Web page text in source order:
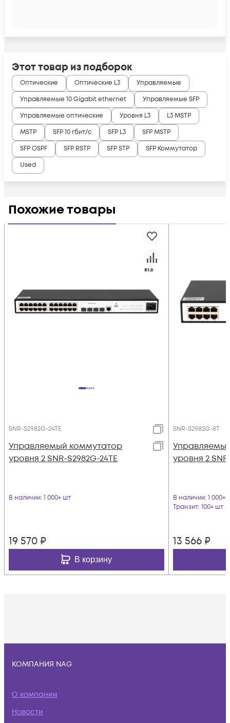
Этот товар из подборок
Оптические Оптические L3
Управляемые
Управляемые 10 Gigabit ethernet
Управляемые SFP
Управляемые оптические
Уровня L3
L3 MSTP
MSTP
SFP 10 гбит/с SFP L3
SFP MSTP
SFP OSPF
SFP RSTP SFP STP
SFP Коммутатор
Used
Похожие товары
SNR-S2982G-24TE
Управляемый коммутатор
уровня 2 SNR-S2982G-24TE
В наличии: 1 000+ шт
19 570 ₽
В корзину
SNR-S2982G-8T
уровня 2
В наличии: 1 000+
Транзит: 100+ шт
13 566 ₽
КОМПАНИЯ NAG
О компании
Новости